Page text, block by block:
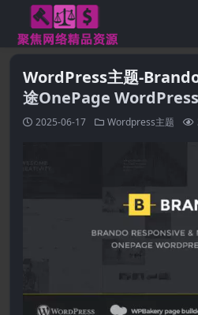
WordPress主题-
途OnePage
2025-06-17 Wordpress主题